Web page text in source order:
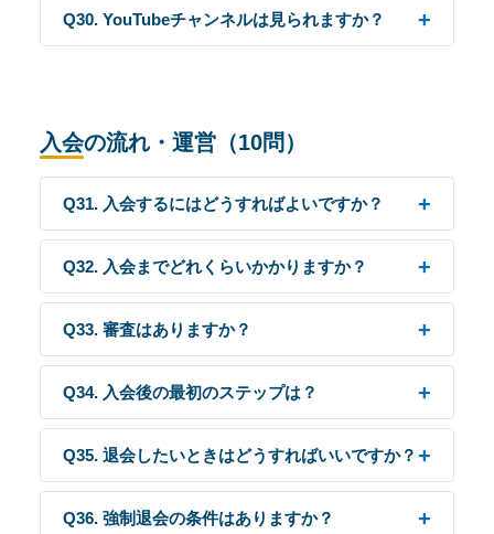
Q30. YouTubeチャンネルは見られますか？
入会の流れ・運営（10問）
Q31. 入会するにはどうすればよいですか？
Q32. 入会までどれくらいかかりますか？
Q33. 審査はありますか？
Q34. 入会後の最初のステップは？
Q35. 退会したいときはどうすればいいですか？
Q36. 強制退会の条件はありますか？